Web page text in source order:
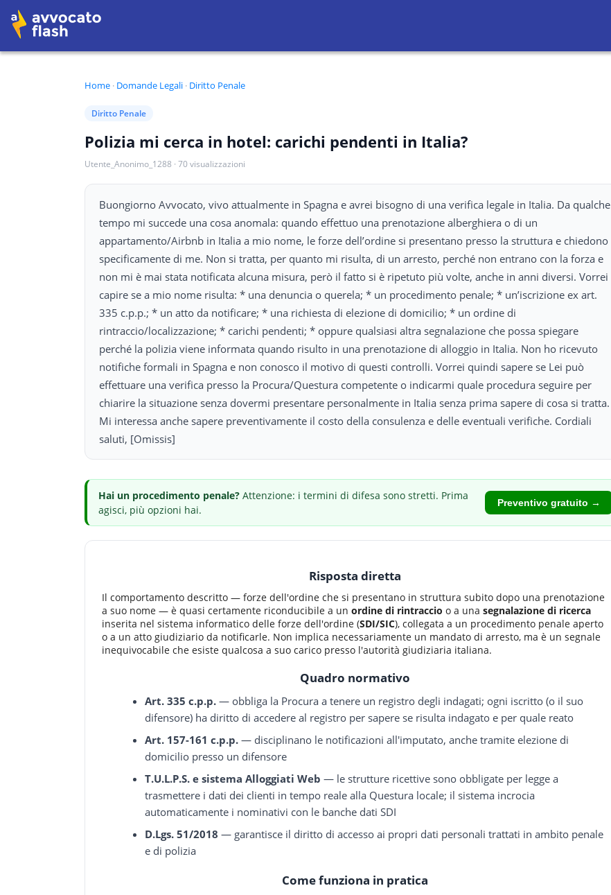
Home · Domande Legali · Diritto Penale
Diritto Penale
Polizia mi cerca in hotel: carichi pendenti in Italia?
Utente_Anonimo_1288 · 70visualizzazioni
Buongiorno Avvocato, vivo attualmente in Spagna e avrei bisogno di una verifica legale in Italia. Da qualche
tempo mi succede una cosa anomala: quando effettuo una prenotazione alberghiera o di un
appartamento/Airbnb in Italia a mio nome, le forze dell’ordine si presentano presso la struttura e chiedono
specificamente di me. Non si tratta, per quanto mi risulta, di un arresto, perché non entrano con la forza e
non mi è mai stata notificata alcuna misura, però il fatto si è ripetuto più volte, anche in anni diversi. Vorrei
capire se a mio nome risulta: * una denuncia o querela; * un procedimento penale; * un’iscrizione ex art.
335 c.p.p.; * un atto da notificare; * una richiesta di elezione di domicilio; * un ordine di
rintraccio/localizzazione; * carichi pendenti; * oppure qualsiasi altra segnalazione che possa spiegare
perché la polizia viene informata quando risulto in una prenotazione di alloggio in Italia. Non ho ricevuto
notifiche formali in Spagna e non conosco il motivo di questi controlli. Vorrei quindi sapere se Lei può
effettuare una verifica presso la Procura/Questura competente o indicarmi quale procedura seguire per
chiarire la situazione senza dovermi presentare personalmente in Italia senza prima sapere di cosa si tratta.
Mi interessa anche sapere preventivamente il costo della consulenza e delle eventuali verifiche. Cordiali
saluti, [Omissis]
Hai un procedimento penale? Attenzione: i termini di difesa sono stretti. Prima
agisci, più opzioni hai.
Preventivo gratuito →
Risposta diretta
Il comportamento descritto — forze dell'ordine che si presentano in struttura subito dopo una prenotazione
a suo nome — è quasi certamente riconducibile a un ordine di rintraccio o a una segnalazione di ricerca
inserita nel sistema informatico delle forze dell'ordine (SDI/SIC), collegata a un procedimento penale aperto
o a un atto giudiziario da notificarle. Non implica necessariamente un mandato di arresto, ma è un segnale
inequivocabile che esiste qualcosa a suo carico presso l'autorità giudiziaria italiana.
Quadro normativo
Art. 335 c.p.p. — obbliga la Procura a tenere un registro degli indagati; ogni iscritto (o il suo
difensore) ha diritto di accedere al registro per sapere se risulta indagato e per quale reato
Art. 157-161 c.p.p. — disciplinano le notificazioni all'imputato, anche tramite elezione di
domicilio presso un difensore
T.U.L.P.S. e sistema Alloggiati Web — le strutture ricettive sono obbligate per legge a
trasmettere i dati dei clienti in tempo reale alla Questura locale; il sistema incrocia
automaticamente i nominativi con le banche dati SDI
D.Lgs. 51/2018 — garantisce il diritto di accesso ai propri dati personali trattati in ambito penale
e di polizia
Come funziona in pratica